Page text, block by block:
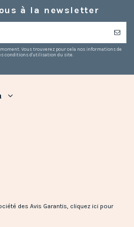
à la newsletter
Vous trouverez pour cela nos informations de
conditions d'utilisation du site.
des Avis Garantis, cliquez ici pour